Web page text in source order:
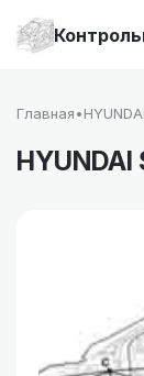
Главная•HYUNDAI